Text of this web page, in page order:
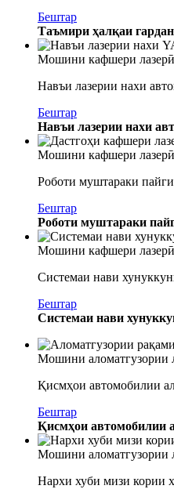
Бештар
Таъмири ҳалқаи
Мошини кафшери лазерӣ
Навъи лазерии нахи
Бештар
Навъи лазерии нахи
Мошини кафшери лазерӣ
Роботи муштараки
Бештар
Роботи муштараки
Мошини кафшери лазерӣ
Системаи нави
Бештар
Системаи нави
Мошини аломатгузории
Қисмҳои автомобилии
Бештар
Қисмҳои автомобилии
Мошини аломатгузории
Нархи хуби мизи кории